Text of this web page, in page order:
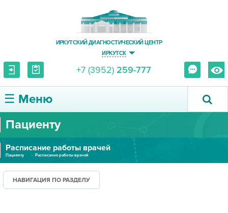
ИРКУТСКИЙ ДИАГНОСТИЧЕСКИЙ ЦЕНТР
ИРКУТСК
+7 (3952) 259-777
☰ Меню
О ЦЕНТРЕ
УСЛУГИ И ЦЕНЫ
ПАЦИЕНТУ
Пациенту
Расписание работы врачей
Пациенту Расписание работы врачей
НАВИГАЦИЯ ПО РАЗДЕЛУ